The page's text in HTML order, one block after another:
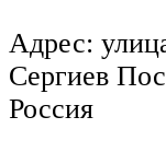
Адрес:
Сергиев
Россия